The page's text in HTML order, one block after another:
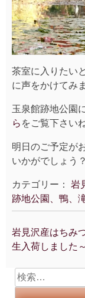
茶室に入りたい
に声をかけてみ
玉泉館跡地公園
ら をご覧下さい
明日のご予定が
いかがでしょう？
カテゴリー： 岩
跡地公園、鴨、
投
稿
ビ
ゲ
岩見沢産はちみ
生入荷しました
検
索: